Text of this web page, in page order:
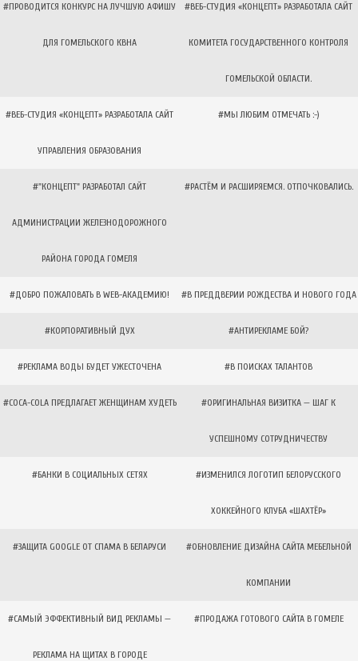
#ПРОВОДИТСЯ КОНКУРС НА ЛУЧШУЮ АФИШУ
ДЛЯ ГОМЕЛЬСКОГО КВНА
#ВЕБ-СТУДИЯ «КОНЦЕПТ» РАЗРАБОТАЛА САЙТ
КОМИТЕТА ГОСУДАРСТВЕННОГО КОНТРОЛЯ
ГОМЕЛЬСКОЙ ОБЛАСТИ.
#ВЕБ-СТУДИЯ «КОНЦЕПТ» РАЗРАБОТАЛА САЙТ
УПРАВЛЕНИЯ ОБРАЗОВАНИЯ
#МЫ ЛЮБИМ ОТМЕЧАТЬ :-)
#"КОНЦЕПТ" РАЗРАБОТАЛ САЙТ
АДМИНИСТРАЦИИ ЖЕЛЕЗНОДОРОЖНОГО
РАЙОНА ГОРОДА ГОМЕЛЯ
#РАСТЁМ И РАСШИРЯЕМСЯ. ОТПОЧКОВАЛИСЬ.
#ДОБРО ПОЖАЛОВАТЬ В WEB-АКАДЕМИЮ! #В ПРЕДДВЕРИИ РОЖДЕСТВА И НОВОГО ГОДА
#КОРПОРАТИВНЫЙ ДУХ #АНТИРЕКЛАМЕ БОЙ?
#РЕКЛАМА ВОДЫ БУДЕТ УЖЕСТОЧЕНА #В ПОИСКАХ ТАЛАНТОВ
#COCA-COLA ПРЕДЛАГАЕТ ЖЕНЩИНАМ ХУДЕТЬ #ОРИГИНАЛЬНАЯ ВИЗИТКА — ШАГ К
УСПЕШНОМУ СОТРУДНИЧЕСТВУ
#БАНКИ В СОЦИАЛЬНЫХ СЕТЯХ #ИЗМЕНИЛСЯ ЛОГОТИП БЕЛОРУССКОГО
ХОККЕЙНОГО КЛУБА «ШАХТЁР»
#ЗАЩИТА GOOGLE ОТ СПАМА В БЕЛАРУСИ #ОБНОВЛЕНИЕ ДИЗАЙНА САЙТА МЕБЕЛЬНОЙ
КОМПАНИИ
#САМЫЙ ЭФФЕКТИВНЫЙ ВИД РЕКЛАМЫ —
РЕКЛАМА НА ЩИТАХ В ГОРОДЕ
#ПРОДАЖА ГОТОВОГО САЙТА В ГОМЕЛЕ